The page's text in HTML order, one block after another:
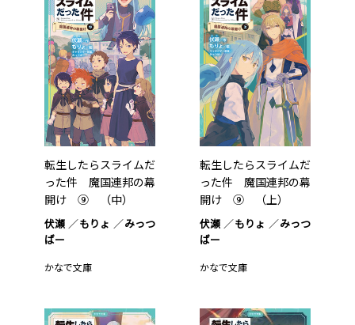
転生したらスライムだ
った件 魔国連邦の幕
開け ⑨ （中）
伏瀬 もりょ
みっつ
ばー
かなで文庫
転生したらスライムだ
った件 魔国連邦の幕
開け ⑨ （上）
伏瀬 もりょ
みっつ
ばー
かなで文庫